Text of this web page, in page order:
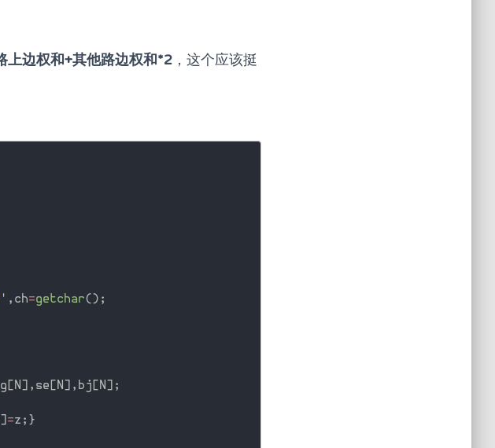
上边权和+其他路边权和*2 ，这个应该挺
, ch=getchar( ) ;
g N , se N , bj N
;
=z ; }